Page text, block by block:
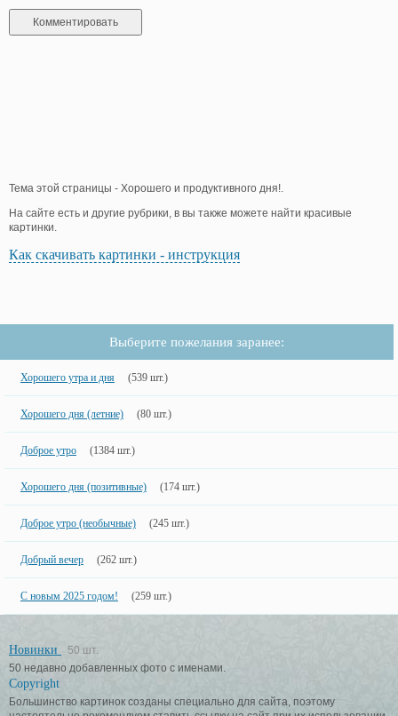
Тема этой страницы - Хорошего и продуктивного дня!.
На сайте есть и другие рубрики, в вы также можете найти красивые
картинки.
Как скачивать картинки - инструкция
Выберите пожелания заранее:
Хорошего утра и дня (539 шт.)
Хорошего дня (летние) (80 шт.)
Доброе утро (1384 шт.)
Хорошего дня (позитивные) (174 шт.)
Доброе утро (необычные) (245 шт.)
Добрый вечер (262 шт.)
С новым 2025 годом! (259 шт.)
Новинки
50 шт.
50 недавно добавленных фото с именами.
Copyright
Большинство картинок созданы специально для сайта, поэтому